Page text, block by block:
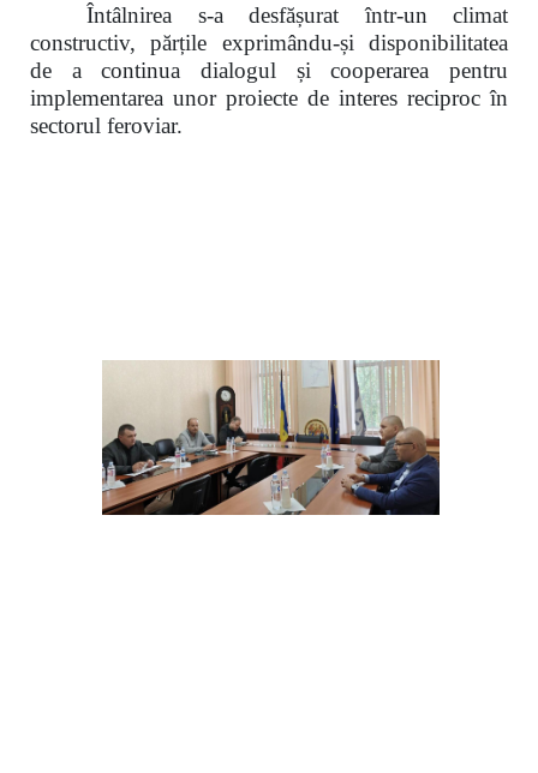
Întâlnirea s-a desfășurat într-un climat
constructiv, părțile exprimându-și disponibilitatea
de a continua dialogul și cooperarea pentru
implementarea unor proiecte de interes reciproc în
sectorul feroviar.